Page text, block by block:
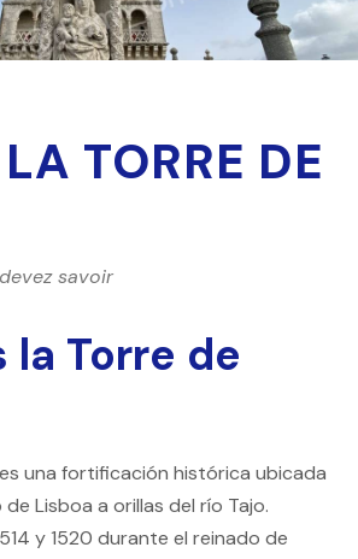
TORRE DE
savoir
la Torre de
una fortificación histórica ubicada
de Lisboa a orillas del río Tajo.
y 1520 durante el reinado de